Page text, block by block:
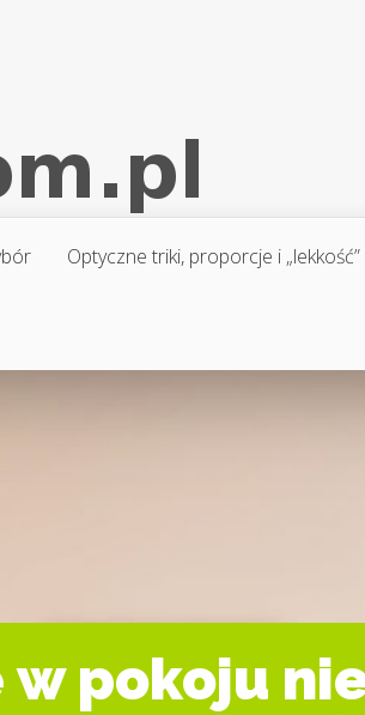
Optyczne triki, proporcje i
pokoju